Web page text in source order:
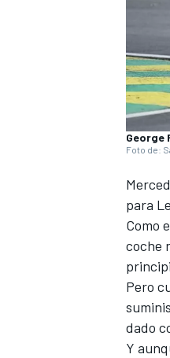
NASCAR
George
Foto de:
para
Como
coche
Pero
dado
Y